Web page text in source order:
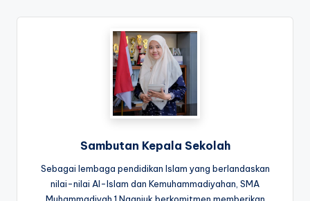
pagination
Sambutan Kepala Sekolah
Sebagai lembaga pendidikan Islam yang berlandaskan
nilai-nilai Al-Islam dan Kemuhammadiyahan, SMA